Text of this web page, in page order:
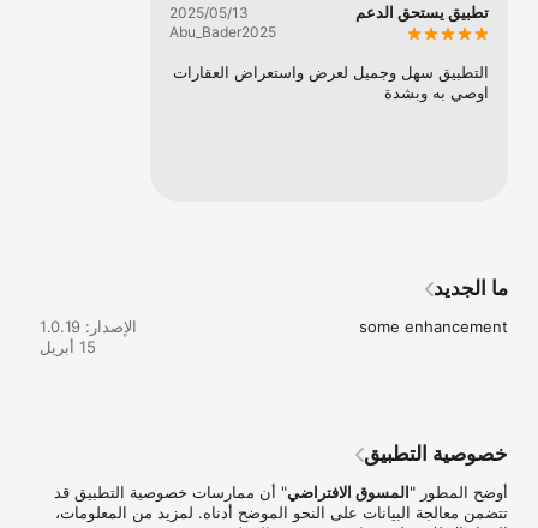
تطبيق يستحق الدعم
13‏/05‏/2025
Abu_Bader2025
التطبيق سهل وجميل لعرض واستعراض العقارات
اوصي به وبشدة
ما الجديد
some enhancement
الإصدار: 1.0.19
15 أبريل
خصوصية التطبيق
أوضح المطور "المسوق الافتراضي" أن ممارسات خصوصية التطبيق قد
تتضمن معالجة البيانات على النحو الموضح أدناه. لمزيد من المعلومات،